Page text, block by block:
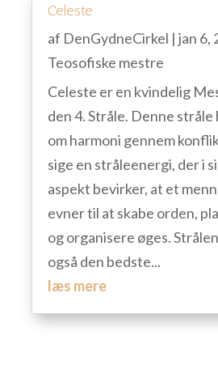
Celeste
af DenGydneCirkel |jan 6,
Teosofiske mestre
Celeste er en kvindelig
den 4. Stråle. Denne stråle
om harmoni gennem
sige en stråleenergi, der i
aspekt bevirker, at et
evner til at skabe orden,
og organisere øges.
også den bedste...
læs mere